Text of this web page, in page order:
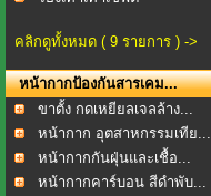
คลิกดูทั้งหมด ( 9 รายการ ) ->
หน้ากากป้องกันสารเคม...
ขาตั้ง กดเหยียลเจลล้าง...
หน้ากาก อุตสาหกรรมเทีย...
หน้ากากกันฝุ่นและเชื้อ...
หน้ากากคาร์บอน สีดำพับ...